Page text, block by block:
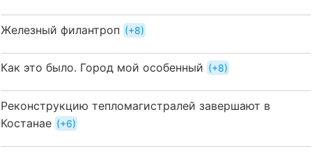
Железный филантроп +8
Как это было. Город мой особенный +8
Реконструкцию тепломагистралей завершают в
Костанае
+6